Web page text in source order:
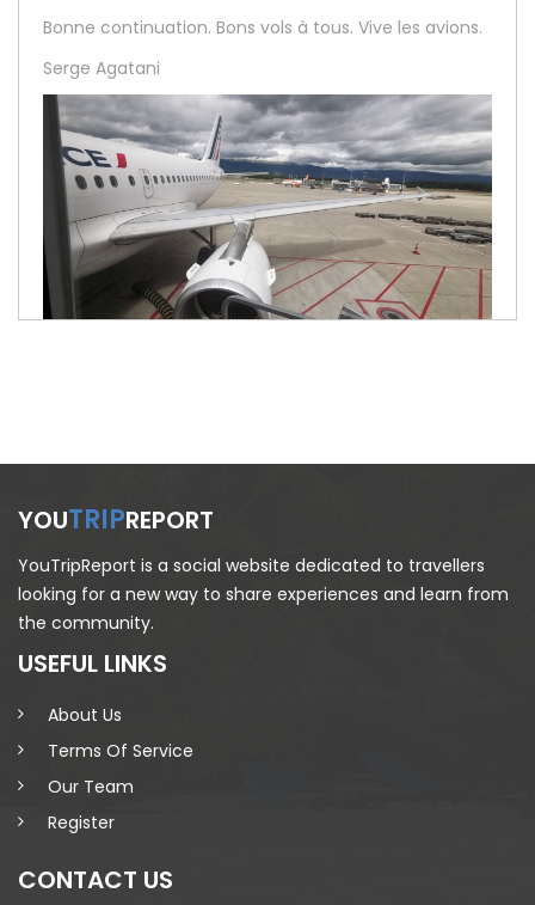
Bonne continuation. Bons vols à tous. Vive les avions.
Serge Agatani
YOUTRIPREPORT
YouTripReport is a social website dedicated to travellers
looking for a new way to share experiences and learn from
the community.
USEFUL LINKS
About Us
Terms Of Service
Our Team
Register
CONTACT US